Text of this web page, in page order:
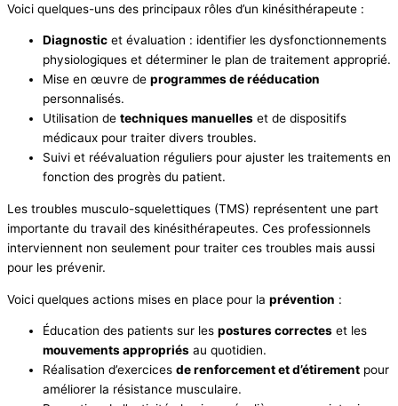
Voici quelques-uns des principaux rôles d’un kinésithérapeute :
Diagnostic et évaluation : identifier les dysfonctionnements
physiologiques et déterminer le plan de traitement approprié.
Mise en œuvre de programmes de rééducation
personnalisés.
Utilisation de techniques manuelles et de dispositifs
médicaux pour traiter divers troubles.
Suivi et réévaluation réguliers pour ajuster les traitements en
fonction des progrès du patient.
Les troubles musculo-squelettiques (TMS) représentent une part
importante du travail des kinésithérapeutes. Ces professionnels
interviennent non seulement pour traiter ces troubles mais aussi
pour les prévenir.
Voici quelques actions mises en place pour la prévention :
Éducation des patients sur les postures correctes et les
mouvements appropriés au quotidien.
Réalisation d’exercices de renforcement et d’étirement pour
améliorer la résistance musculaire.